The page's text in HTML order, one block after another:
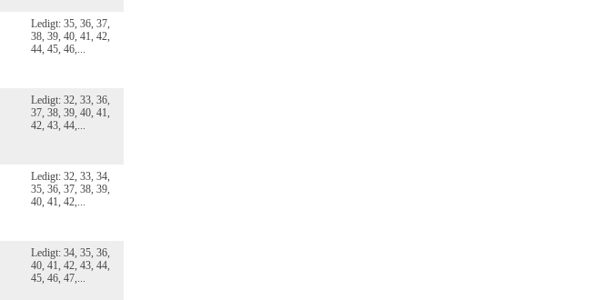
Ledigt: 35, 36, 37,
38, 39, 40, 41, 42,
44, 45, 46,...
Ledigt: 32, 33, 36,
37, 38, 39, 40, 41,
42, 43, 44,...
Ledigt: 32, 33, 34,
35, 36, 37, 38, 39,
40, 41, 42,...
Ledigt: 34, 35, 36,
40, 41, 42, 43, 44,
45, 46, 47,...